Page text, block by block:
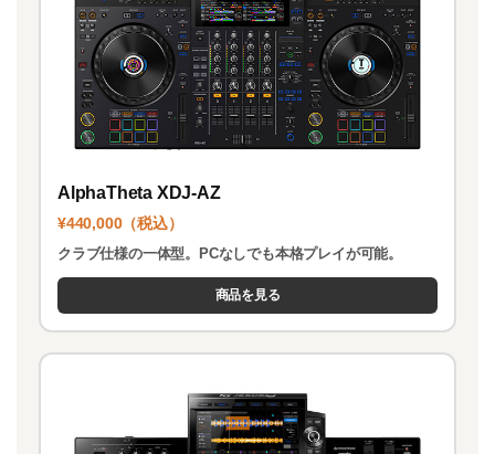
AlphaTheta XDJ-AZ
¥440,000（税込）
クラブ仕様の一体型。PCなしでも本格プレイが可能。
商品を見る